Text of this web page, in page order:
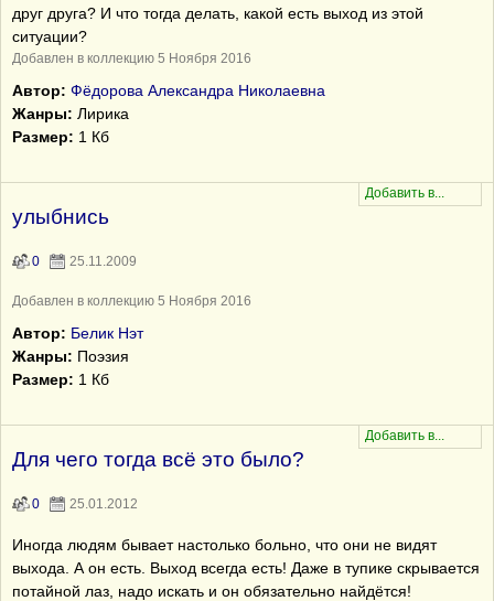
друг друга? И что тогда делать, какой есть выход из этой
ситуации?
Добавлен в коллекцию 5 Ноября 2016
Автор: Фёдорова Александра Николаевна
Жанры: Лирика
Размер: 1 Кб
улыбнись
0 25.11.2009
Добавлен в коллекцию 5 Ноября 2016
Автор: Белик Нэт
Жанры: Поэзия
Размер: 1 Кб
Для чего тогда всё это было?
0 25.01.2012
Иногда людям бывает настолько больно, что они не видят
выхода. А он есть. Выход всегда есть! Даже в тупике скрывается
потайной лаз, надо искать и он обязательно найдётся!